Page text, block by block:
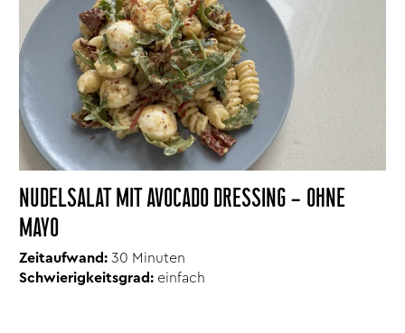
NUDELSALAT MIT AVOCADO DRESSING – OHNE
MAYO
Zeitaufwand: 30 Minuten
Schwierigkeitsgrad: einfach